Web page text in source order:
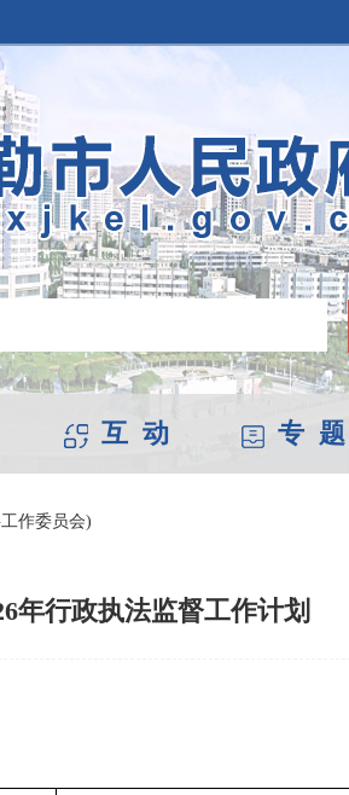
互 动 专 题
作委员会)
年行政执法监督工作计划